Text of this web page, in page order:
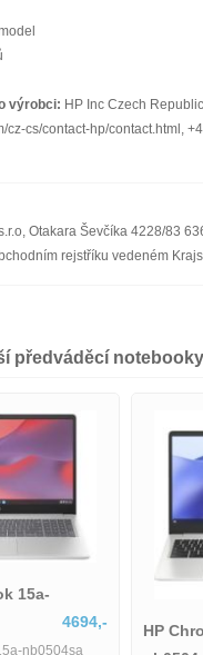
výrobci: HP Inc Czech
cz-cs/contact-hp/contact.html,
Otakara Ševčíka 4228/83
rejstříku vedeném
předváděcí notebooky
15a-
4694,-
nb0504sa
HP